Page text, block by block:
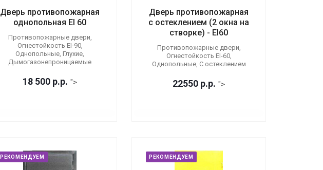
Дверь противопожарная
однопольная EI 60
Противопожарные двери,
Огнестойкость EI-90,
Однопольные, Глухие,
Дымогазонепроницаемые
18 500 р.р. ">
Дверь противопожарная
с остеклением (2 окна на
створке) - EI60
Противопожарные двери,
Огнестойкость EI-60,
Однопольные, С остеклением
22550 р.р. ">
РЕКОМЕНДУЕМ РЕКОМЕНДУЕМ